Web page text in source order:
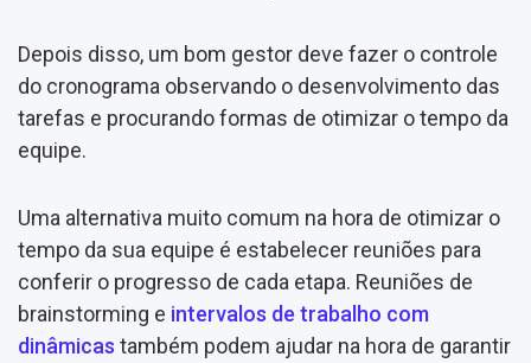
Depois disso, um bom gestor deve fazer o controle
do cronograma observando o desenvolvimento das
tarefas e procurando formas de otimizar o tempo da
equipe.
Uma alternativa muito comum na hora de otimizar o
tempo da sua equipe é estabelecer reuniões para
conferir o progresso de cada etapa. Reuniões de
brainstorming e intervalos de trabalho com
dinâmicas também podem ajudar na hora de garantir